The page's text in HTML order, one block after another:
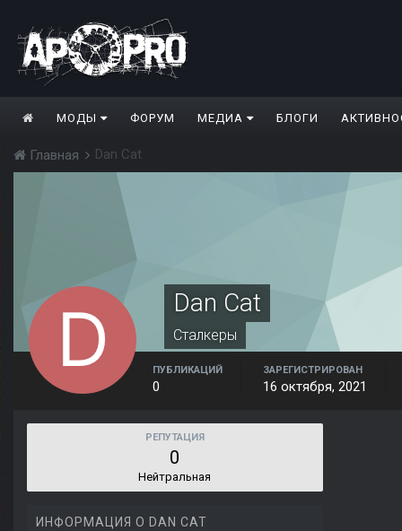
МОДЫ ФОРУМ МЕДИА БЛОГИ
Главная Dan Cat
Dan Cat
Сталкеры
ПУБЛИКАЦИЙ
0
ЗАРЕГИСТРИРОВАН
16 октября, 2021
РЕПУТАЦИЯ
0
Нейтральная
ИНФОРМАЦИЯ О DAN CAT